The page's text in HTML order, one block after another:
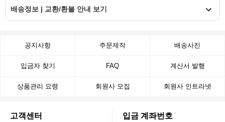
배송정보 | 교환/환불 안내 보기
공지사항 주문제작 배송사진
입금자 찾기 FAQ 계산서 발행
상품관리 요령 회원사 모집 회원사 인트라넷
고객센터
입금 계좌번호